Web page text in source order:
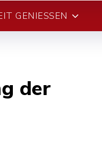
GENIESSEN
der